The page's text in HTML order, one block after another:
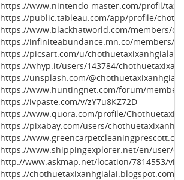
https://www.nintendo-master.com/profil/
https://public.tableau.com/app/profile/
https://www.blackhatworld.com/members/
https://infiniteabundance.mn.co/members/
https://picsart.com/u/chothuetaxixanhgiala/
https://whyp.it/users/143784/
https://unsplash.com/
https://www.huntingnet.com/forum/
https://ivpaste.com/v/zY7u8KZ72D
https://www.quora.com/profile/
https://pixabay.com/users/
https://
https://www.shippingexplorer.net/en/user/
http://www.askmap.net/location/7814553/
https://chothuetaxixanhgialai.blogspot.com/